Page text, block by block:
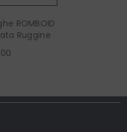
ROMBOID
Ruggine